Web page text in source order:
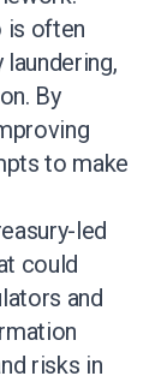
is often
By
to make
led
could
and
risks in